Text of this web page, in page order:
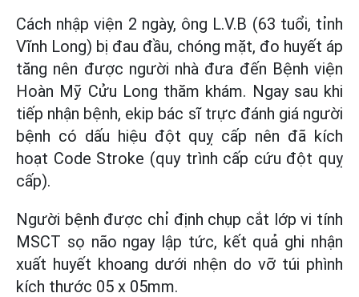
Cách nhập viện 2 ngày, ông L.V.B (63 tuổi, tỉnh
Vĩnh Long) bị đau đầu, chóng mặt, đo huyết áp
tăng nên được người nhà đưa đến Bệnh viện
Hoàn Mỹ Cửu Long thăm khám. Ngay sau khi
tiếp nhận bệnh, ekip bác sĩ trực đánh giá người
bệnh có dấu hiệu đột quỵ cấp nên đã kích
hoạt Code Stroke (quy trình cấp cứu đột quỵ
cấp).
Người bệnh được chỉ định chụp cắt lớp vi tính
MSCT sọ não ngay lập tức, kết quả ghi nhận
xuất huyết khoang dưới nhện do vỡ túi phình
kích thước 05 x 05mm.